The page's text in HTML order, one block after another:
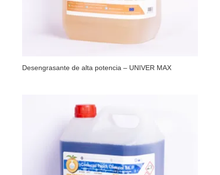
Desengrasante de alta potencia – UNIVER MAX